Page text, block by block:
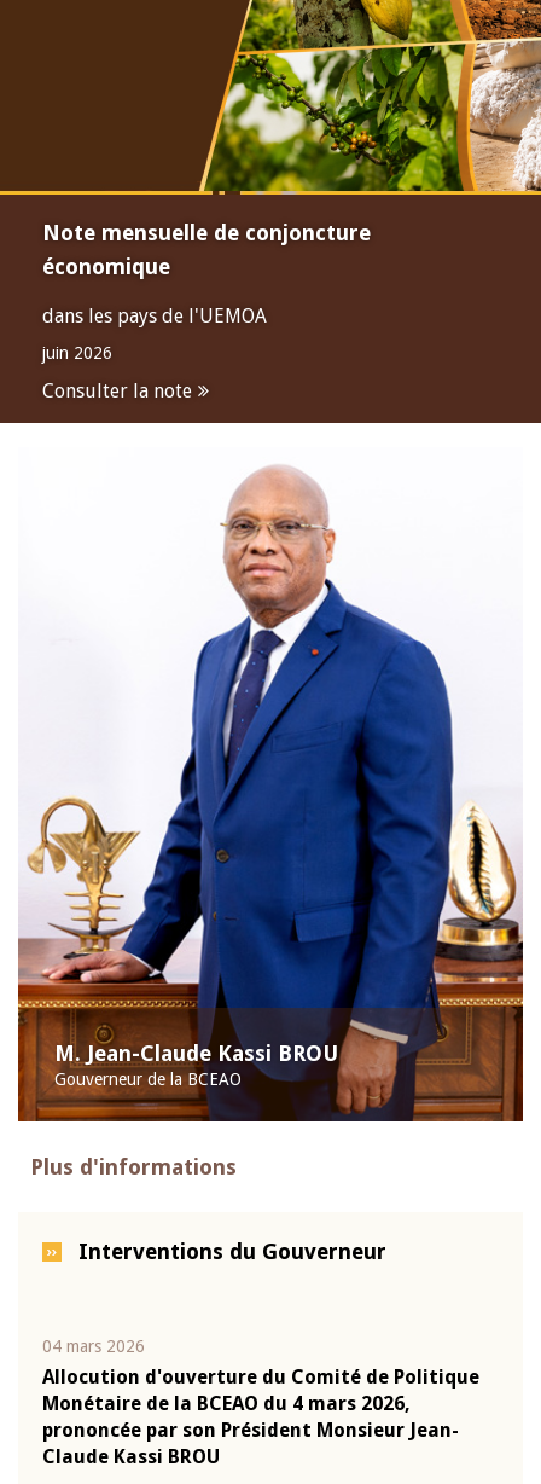
Note mensuelle de conjoncture
économique
dans les pays de l'UEMOA
juin 2026
Consulter la note
M. Jean-Claude Kassi BROU
Gouverneur de la BCEAO
Plus d'informations
Interventions du Gouverneur
04 mars 2026
Allocution d'ouverture du Comité de Politique
Monétaire de la BCEAO du 4 mars 2026,
prononcée par son Président Monsieur Jean-
Claude Kassi BROU